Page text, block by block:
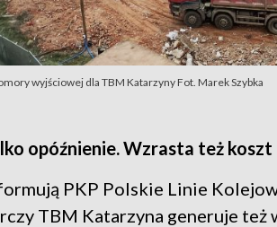
wyjściowej dla TBM Katarzyny Fot. Marek Szybka
opóźnienie. Wzrasta też
PKP Polskie Linie
TBM Katarzyna generuje też